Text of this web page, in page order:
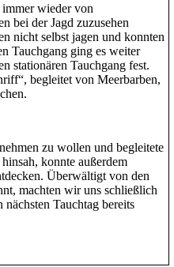
wieder von
bei der Jagd zuzusehen
nicht selbst jagen und konnten
Tauchgang ging es weiter
stationären Tauchgang fest.
begleitet von Meerbarben,
zu wollen und begleitete
konnte außerdem
Überwältigt von den
machten wir uns schließlich
Tauchtag bereits